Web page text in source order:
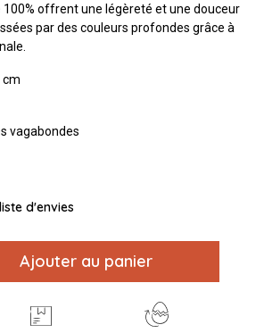
100% offrent une légèreté et une douceur
par des couleurs profondes grâce à
cm
vagabondes
d'envies
Ajouter au panier